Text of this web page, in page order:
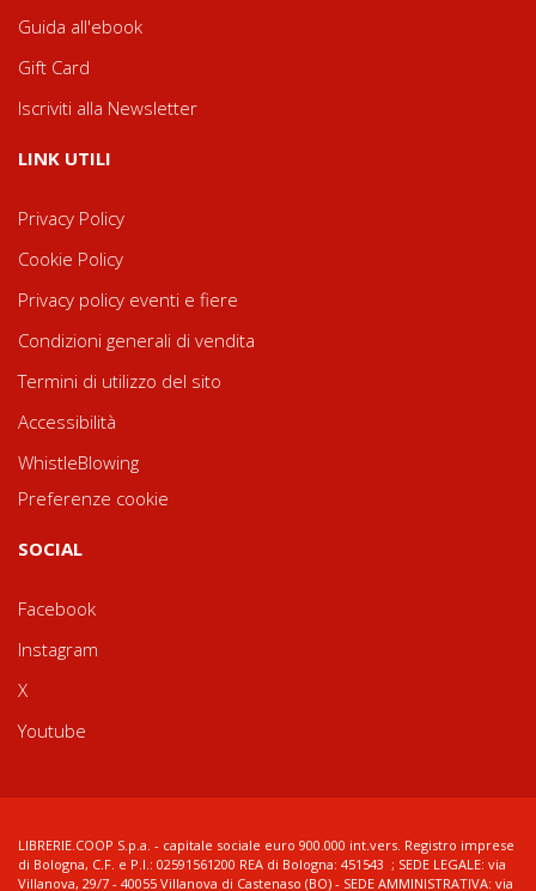
Guida all'ebook
Gift Card
Iscriviti alla Newsletter
LINK UTILI
Privacy Policy
Cookie Policy
Privacy policy eventi e fiere
Condizioni generali di vendita
Termini di utilizzo del sito
Accessibilità
WhistleBlowing
Preferenze cookie
SOCIAL
Facebook
Instagram
X
Youtube
LIBRERIE.COOP S.p.a. - capitale sociale euro 900.000 int.vers. Registro imprese
di Bologna, C.F. e P.I.: 02591561200 REA di Bologna: 451543 ; SEDE LEGALE: via
Villanova, 29/7 - 40055 Villanova di Castenaso (BO) - SEDE AMMINISTRATIVA: via